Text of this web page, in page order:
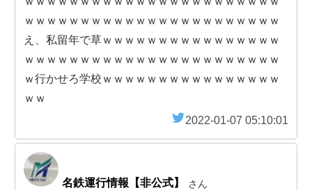
ｗｗｗｗｗｗｗｗｗｗｗｗｗｗｗｗｗｗｗｗｗｗｗ
え、私留年で草ｗｗｗｗｗｗｗｗｗｗｗｗｗｗｗｗ
ｗｗｗｗｗｗｗｗｗｗｗｗｗｗｗｗｗｗｗｗｗｗｗ
ｗ行かせろ学校ｗｗｗｗｗｗｗｗｗｗｗｗｗｗｗｗ
ｗｗ
2022-01-07 05:10:01
名鉄運行情報【非公式】 さん